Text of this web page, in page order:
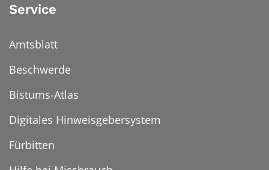
Service
Amtsblatt
Beschwerde
Bistums-Atlas
Digitales Hinweisgebersystem
Fürbitten